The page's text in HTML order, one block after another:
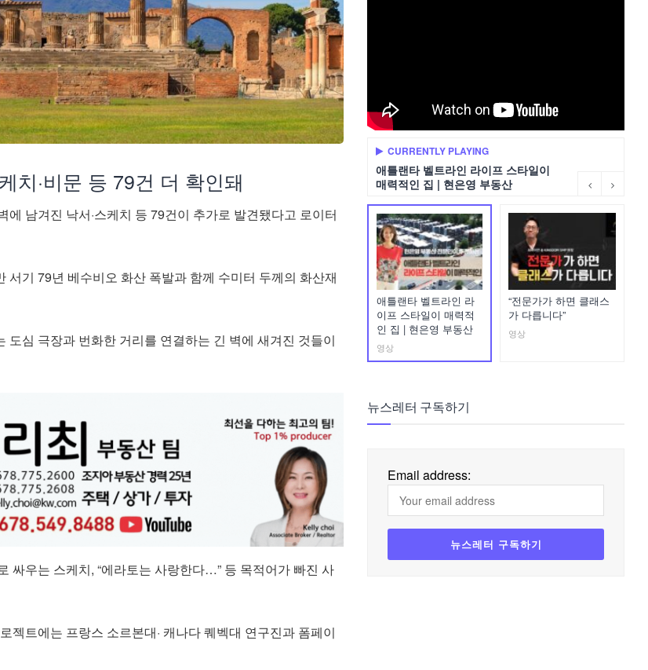
치·비문 등 79건 더 확인돼
에 남겨진 낙서·스케치 등 79건이 추가로 발견됐다고 로이터
서기 79년 베수비오 화산 폭발과 함께 수미터 두께의 화산재
도심 극장과 번화한 거리를 연결하는 긴 벽에 새겨진 것들이
싸우는 스케치, “에라토는 사랑한다…” 등 목적어가 빠진 사
젝트에는 프랑스 소르본대· 캐나다 퀘벡대 연구진과 폼페이
CURRENTLY PLAYING
애틀랜타 벨트라인 라이프 스타일이
매력적인 집 | 현은영 부동산
애틀랜타 벨트라인 라
이프 스타일이 매력적
인 집 | 현은영 부동산
영상
“전문가가 하면 클래스
가 다릅니다”
영상
뉴스레터 구독하기
Email address: